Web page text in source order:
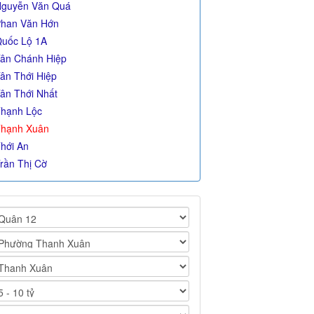
Văn Quá
Văn Hớn
Lộ 1A
Chánh Hiệp
Thới Hiệp
Thới Nhất
Lộc
Xuân
An
Thị Cờ